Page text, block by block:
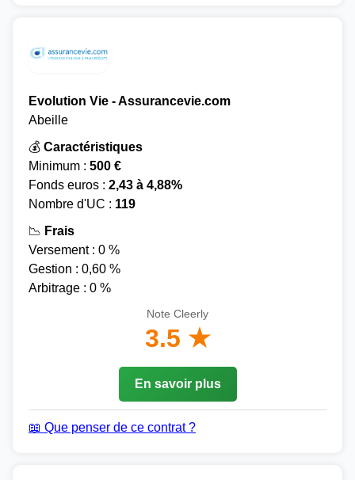
Evolution Vie - Assurancevie.com
Abeille
💰 Caractéristiques
Minimum : 500 €
Fonds euros : 2,43 à 4,88%
Nombre d'UC : 119
📉 Frais
Versement : 0 %
Gestion : 0,60 %
Arbitrage : 0 %
Note Cleerly
3.5 ★
En savoir plus
📖 Que penser de ce contrat ?